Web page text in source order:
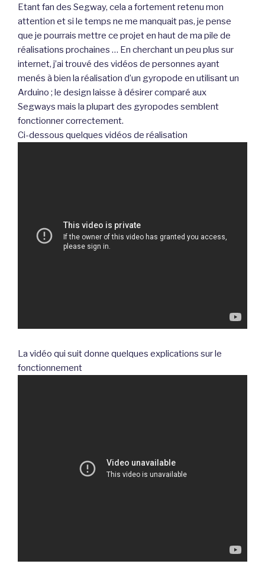
Etant fan des Segway, cela a fortement retenu mon
attention et si le temps ne me manquait pas, je pense
que je pourrais mettre ce projet en haut de ma pile de
réalisations prochaines … En cherchant un peu plus sur
internet, j’ai trouvé des vidéos de personnes ayant
menés à bien la réalisation d’un gyropode en utilisant un
Arduino ; le design laisse à désirer comparé aux
Segways mais la plupart des gyropodes semblent
fonctionner correctement.
Ci-dessous quelques vidéos de réalisation
La vidéo qui suit donne quelques explications sur le
fonctionnement